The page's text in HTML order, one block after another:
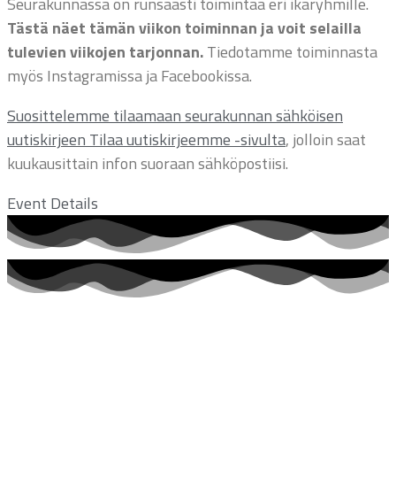
Tästä näet tämän viikon toiminnan ja voit selailla
tulevien viikojen tarjonnan.Tiedotamme toiminnasta
myös Instagramissa ja Facebookissa.
Suosittelemme tilaamaan seurakunnan sähköisen
uutiskirjeen Tilaa uutiskirjeemme -sivulta, jolloin saat
kuukausittain infon suoraan sähköpostiisi.
Event Details